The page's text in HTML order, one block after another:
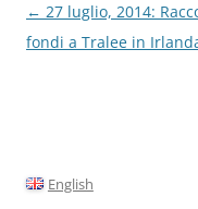
Navigazione
articolo
← 27 luglio, 2014:
fondi a Tralee in
English